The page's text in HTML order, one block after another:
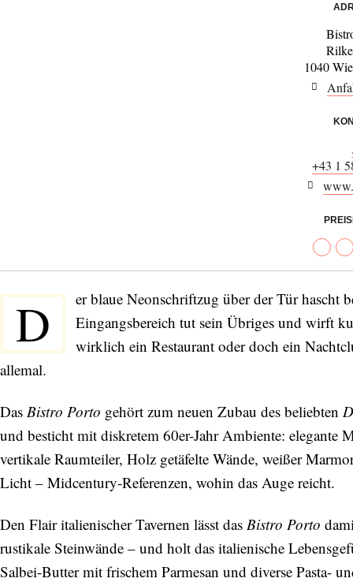
1040
+43 1
D
er blaue Neonschriftzug über der Tür hascht
Eingangsbereich tut sein Übriges und wirft
wirklich ein Restaurant oder doch ein
allemal.
Das Bistro Porto gehört zum neuen Zubau des beliebten
und besticht mit diskretem 60er-Jahr Ambiente: elegante
vertikale Raumteiler, Holz getäfelte Wände, weißer
Licht – Midcentury-Referenzen, wohin das Auge reicht.
Den Flair italienischer Tavernen lässt das Bistro Porto
rustikale Steinwände – und holt das italienische
Salbei-Butter mit frischem Parmesan und diverse Pasta-